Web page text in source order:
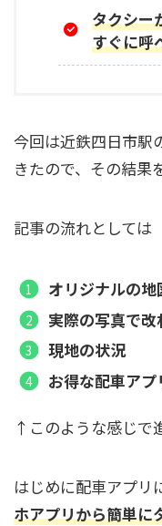
タクシー
すぐに
今回は近鉄四日市駅
きたので、その結果
記事の流れとしては
オリジナルの
実際の写真で
現地の状況
お得な配車ア
↑このような感じで
はじめに配車アプリ
ホアプリから簡単に